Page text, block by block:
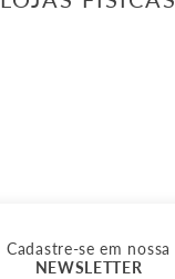
Cadastre-se em nossa
NEWSLETTER